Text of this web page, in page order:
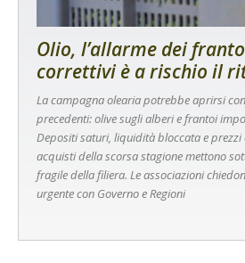
Olio, l’allarme dei
correttivi è a rischio il
La campagna olearia potrebbe aprirsi
precedenti: olive sugli alberi e frantoi
Depositi saturi, liquidità bloccata e
acquisti della scorsa stagione mettono
fragile della filiera. Le associazioni
urgente con Governo e Regioni